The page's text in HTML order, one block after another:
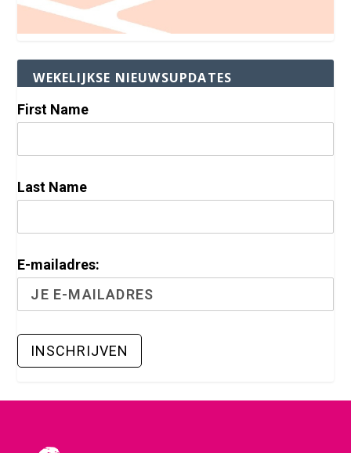
WEKELIJKSE NIEUWSUPDATES
First Name
Last Name
E-mailadres: